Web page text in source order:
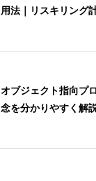
用法｜リスキリング
オブジェクト指向プ
念を分かりやすく解